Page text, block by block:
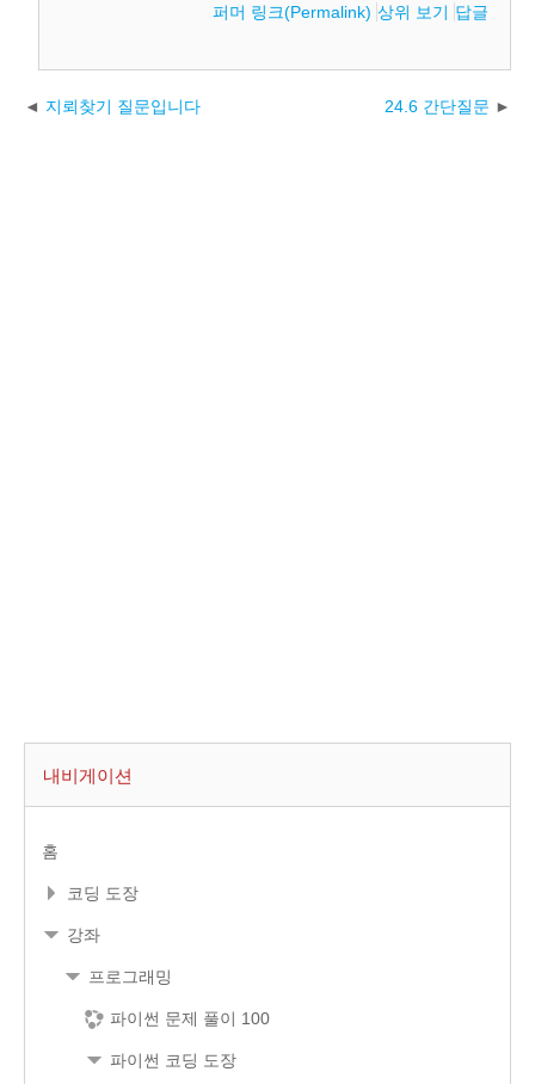
퍼머 링크(Permalink) 상위 보기 답글
지뢰찾기 질문입니다 24.6 간단질문
내비게이션
홈
코딩 도장
강좌
프로그래밍
파이썬 문제 풀이 100
파이썬 코딩 도장